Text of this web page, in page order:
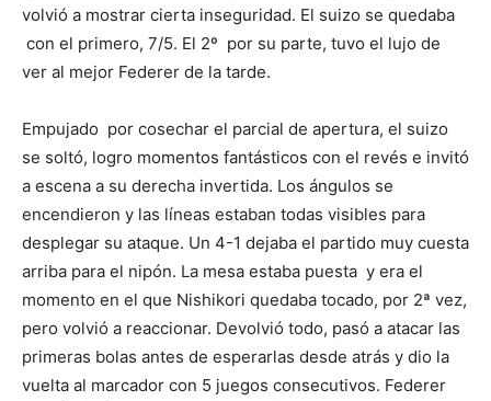
volvió a mostrar cierta inseguridad. El suizo se quedaba
con el primero, 7/5. El 2º por su parte, tuvo el lujo de
ver al mejor Federer de la tarde.
Empujado por cosechar el parcial de apertura, el suizo
se soltó, logro momentos fantásticos con el revés e invitó
a escena a su derecha invertida. Los ángulos se
encendieron y las líneas estaban todas visibles para
desplegar su ataque. Un 4-1 dejaba el partido muy cuesta
arriba para el nipón. La mesa estaba puesta y era el
momento en el que Nishikori quedaba tocado, por 2ª vez,
pero volvió a reaccionar. Devolvió todo, pasó a atacar las
primeras bolas antes de esperarlas desde atrás y dio la
vuelta al marcador con 5 juegos consecutivos. Federer